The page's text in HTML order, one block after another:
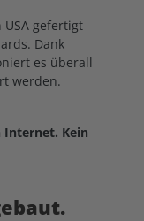
gefertigt
Dank
es überall
werden.
Internet. Kein